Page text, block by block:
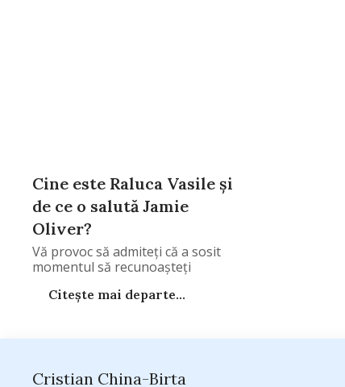
Cine este Raluca Vasile şi
de ce o salută Jamie
Oliver?
Vă provoc să admiteţi că a sosit
momentul să recunoaşteţi
Citește mai departe...
Cristian China-Birta